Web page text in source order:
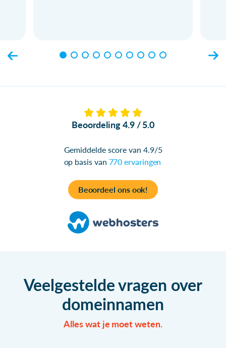
Beoordeling 4.9 / 5.0
Gemiddelde score van 4.9/5
op basis van 770 ervaringen
Beoordeel ons ook!
Veelgestelde vragen over
domeinnamen
Alles wat je moet weten.